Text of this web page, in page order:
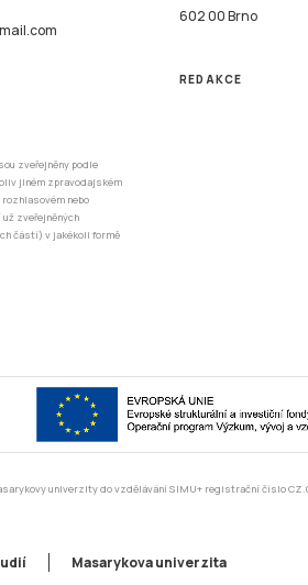
zveřejněny podle
jiném zpravodajském
rozhlasovém nebo
zveřejněných
částí) v jakékoli formě
602 00 Brno
REDAKCE
univerzity do vzdělávání SIMU+ registrační číslo
Masarykova univerzita